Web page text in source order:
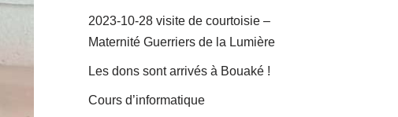
2023-10-28 visite de courtoisie –
Maternité Guerriers de la Lumière
Les dons sont arrivés à Bouaké !
Cours d’informatique